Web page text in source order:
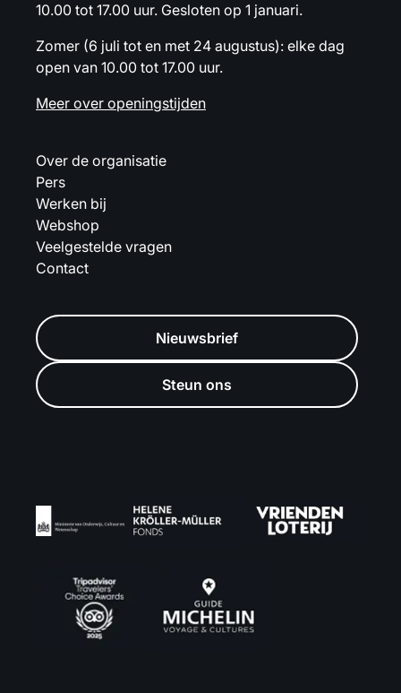
10.00 tot 17.00 uur. Gesloten op 1 januari.
Zomer (6 juli tot en met 24 augustus): elke dag
open van 10.00 tot 17.00 uur.
Meer over openingstijden
Over de organisatie
Pers
Werken bij
Webshop
Veelgestelde vragen
Contact
Nieuwsbrief
Steun ons